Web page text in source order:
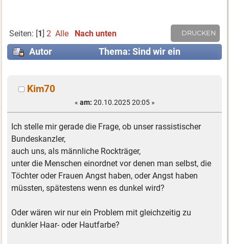
DRUCKEN
Seiten: [1] 2 Alle Nach unten
Autor
Thema: Sind wir ein
Kim70
« am: 20.10.2025 20:05 »
Ich stelle mir gerade die Frage, ob unser rassistischer
Bundeskanzler,
auch uns, als männliche Rockträger,
unter die Menschen einordnet vor denen man selbst, die
Töchter oder Frauen Angst haben, oder Angst haben
müssten, spätestens wenn es dunkel wird?
Oder wären wir nur ein Problem mit gleichzeitig zu
dunkler Haar- oder Hautfarbe?